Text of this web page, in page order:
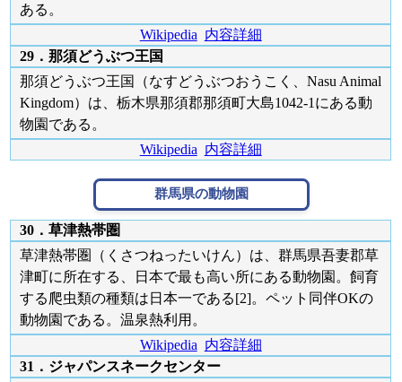
ある。
Wikipedia 内容詳細
29．那須どうぶつ王国
那須どうぶつ王国（なすどうぶつおうこく、Nasu Animal
Kingdom）は、栃木県那須郡那須町大島1042-1にある動
物園である。
Wikipedia 内容詳細
群馬県の動物園
30．草津熱帯圏
草津熱帯圏（くさつねったいけん）は、群馬県吾妻郡草
津町に所在する、日本で最も高い所にある動物園。飼育
する爬虫類の種類は日本一である[2]。ペット同伴OKの
動物園である。温泉熱利用。
Wikipedia 内容詳細
31．ジャパンスネークセンター